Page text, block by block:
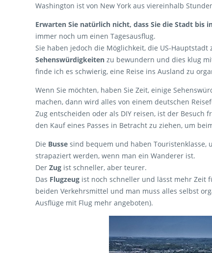
Washington ist von New York aus viereinhalb
Erwarten Sie natürlich nicht, dass Sie die Stadt
immer noch um einen Tagesausflug.
Sie haben jedoch die Möglichkeit, die US-Hauptstadt
Sehenswürdigkeiten zu bewundern und dies klug
finde ich es schwierig, eine Reise ins Ausland zu
Wenn Sie möchten, haben Sie Zeit, einige
machen, dann wird alles von einem deutschen
Zug entscheiden oder als DIY reisen, ist der
den Kauf eines Passes in Betracht zu ziehen, um
Die Busse sind bequem und haben Touristenklasse,
strapaziert werden, wenn man ein Wanderer ist.
Der Zug ist schneller, aber teurer.
Das Flugzeug ist noch schneller und lässt mehr Zeit
beiden Verkehrsmittel und man muss alles selbst
Ausflüge mit Flug mehr angeboten).